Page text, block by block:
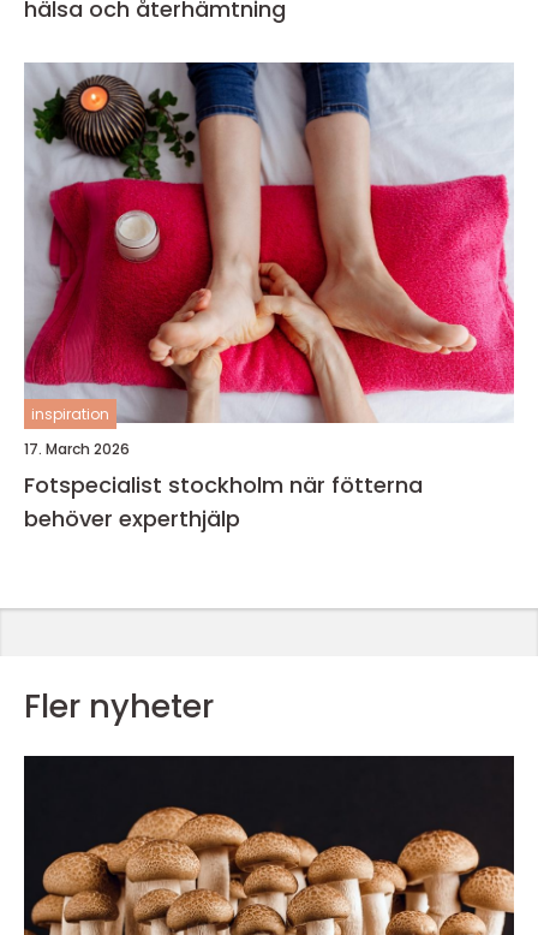
hälsa och återhämtning
inspiration
17. March 2026
Fotspecialist stockholm när fötterna
behöver experthjälp
Fler nyheter